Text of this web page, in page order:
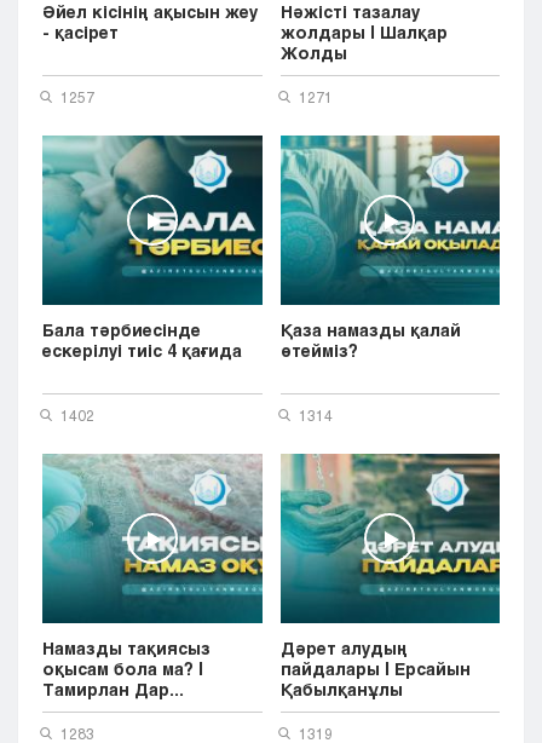
Әйел кісінің ақысын жеу
- қасірет
1257
Нәжісті тазалау
жолдары | Шалқар
Жолды
1271
Бала тәрбиесінде
ескерілуі тиіс 4 қағида
1402
Қаза намазды қалай
өтейміз?
1314
Намазды тақиясыз
оқысам бола ма? |
Тамирлан Дар...
1283
Дәрет алудың
пайдалары | Ерсайын
Қабылқанұлы
1319